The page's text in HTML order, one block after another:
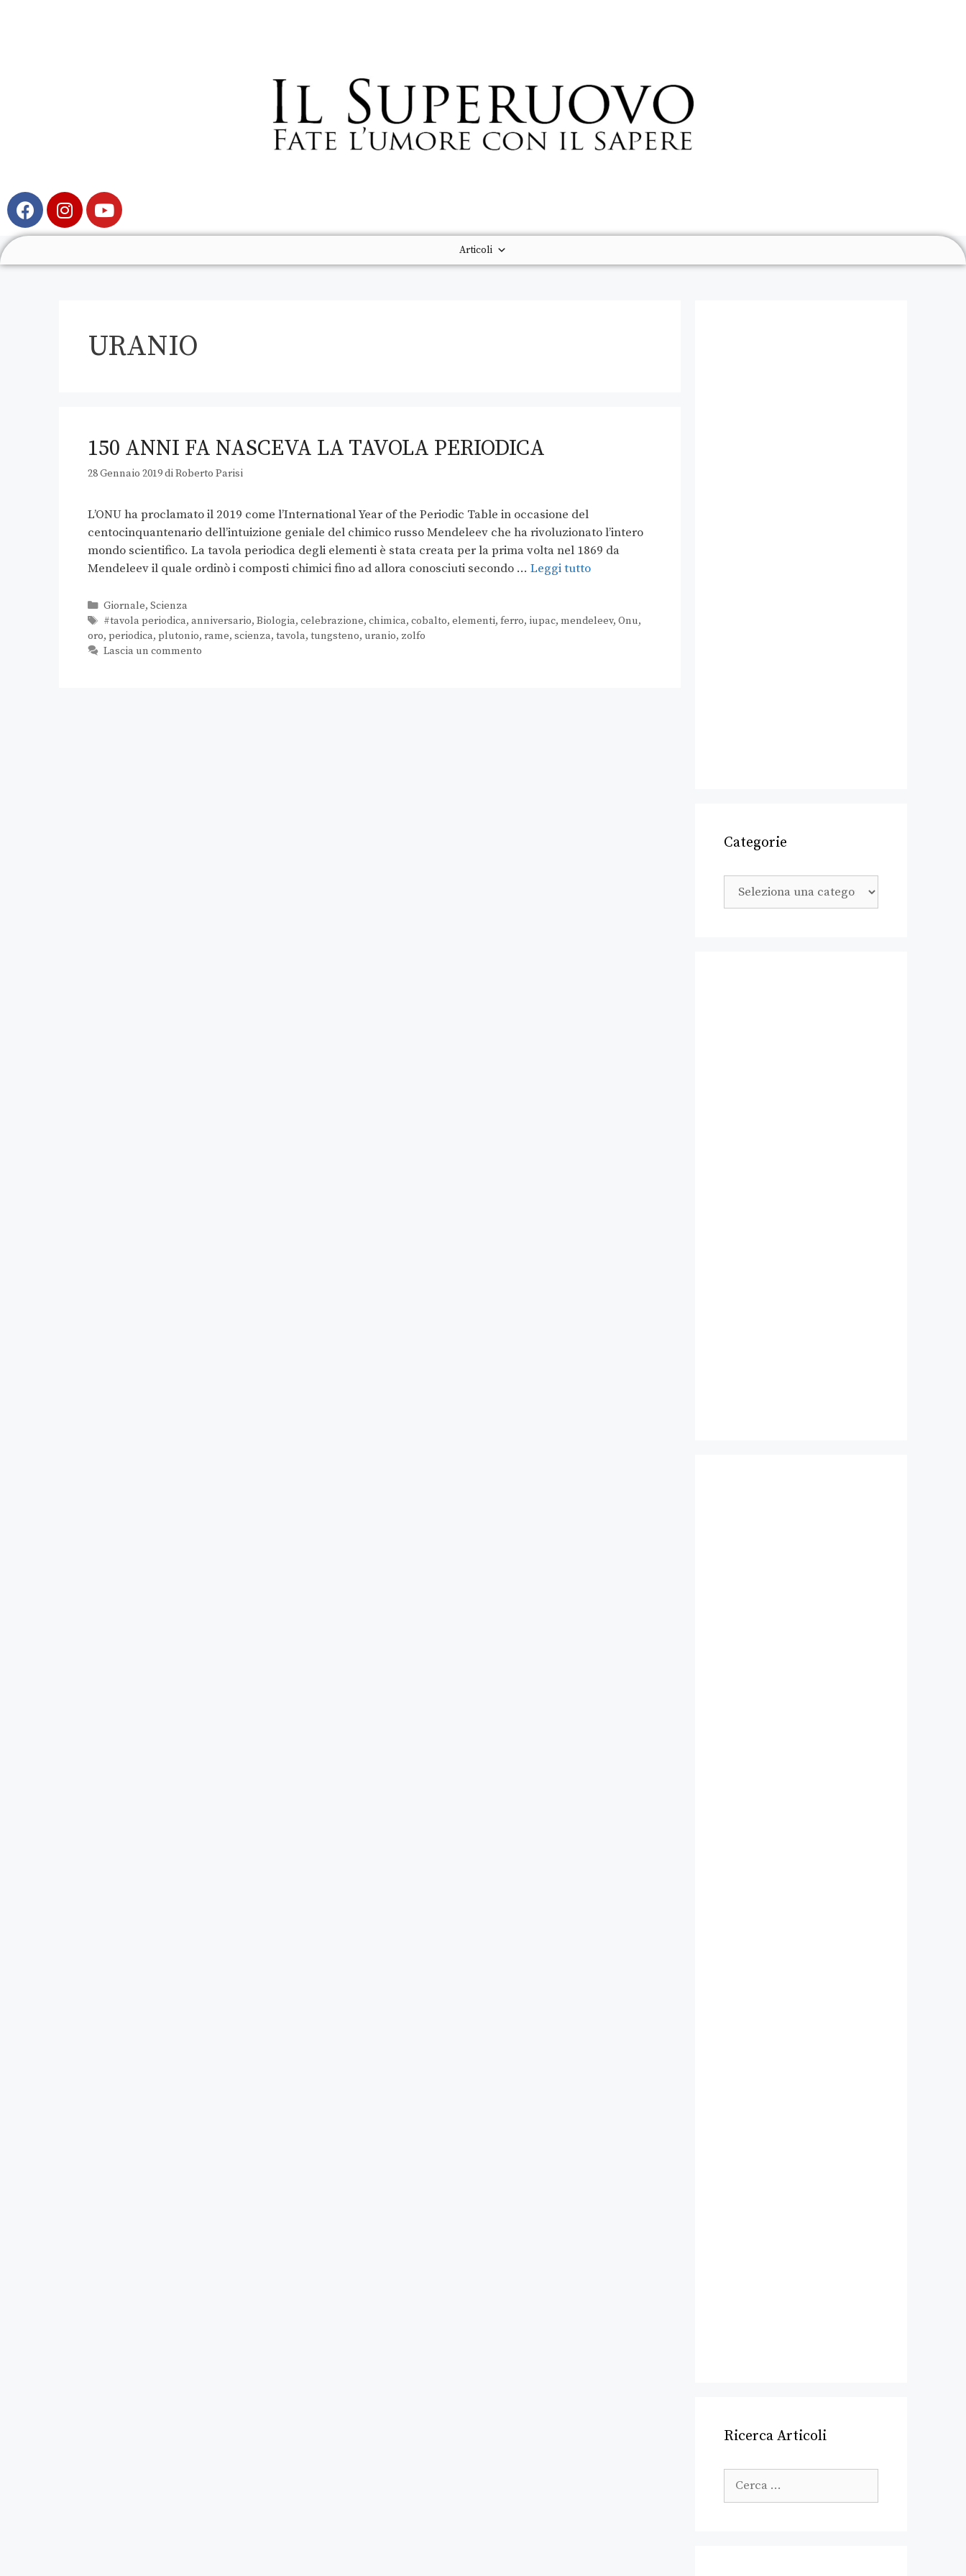
Articoli
URANIO
150 ANNI FA NASCEVA LA TAVOLA PERIODICA
28 Gennaio 2019diRoberto Parisi
L’ONU ha proclamato il 2019 come l’International Year of the Periodic Table in occasione del
centocinquantenario dell’intuizione geniale del chimico russo Mendeleev che ha rivoluzionato l’intero
mondo scientifico. La tavola periodica degli elementi è stata creata per la prima volta nel 1869 da
Mendeleev il quale ordinò i composti chimici fino ad allora conosciuti secondo … Leggi tutto
Giornale, Scienza
#tavola periodica, anniversario, Biologia, celebrazione, chimica, cobalto, elementi, ferro, iupac, mendeleev, Onu,
oro, periodica, plutonio, rame, scienza, tavola, tungsteno, uranio, zolfo
Lascia un commento
Categorie
Ricerca Articoli